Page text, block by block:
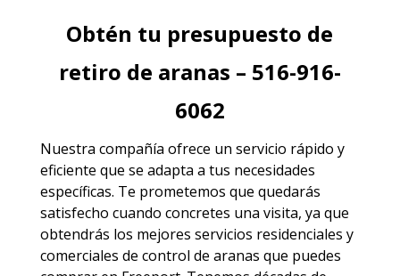
Obtén tu presupuesto de
retiro de aranas – 516-916-
6062
Nuestra compañía ofrece un servicio rápido y
eficiente que se adapta a tus necesidades
específicas. Te prometemos que quedarás
satisfecho cuando concretes una visita, ya que
obtendrás los mejores servicios residenciales y
comerciales de control de aranas que puedes